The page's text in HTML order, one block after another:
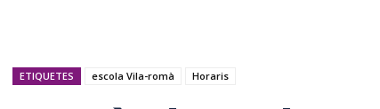
ETIQUETES escola Vila-romà Horaris